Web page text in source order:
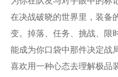
在决战破晓的世界里，装备
变。掉落、任务、挑战、限
能成为你口袋中那件决定战
喜欢用一种心态去理解极品